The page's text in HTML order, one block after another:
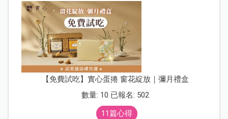
【免費試吃】實心蛋捲 窗花綻放｜彌月禮盒
數量: 10 已報名: 502
11篇心得